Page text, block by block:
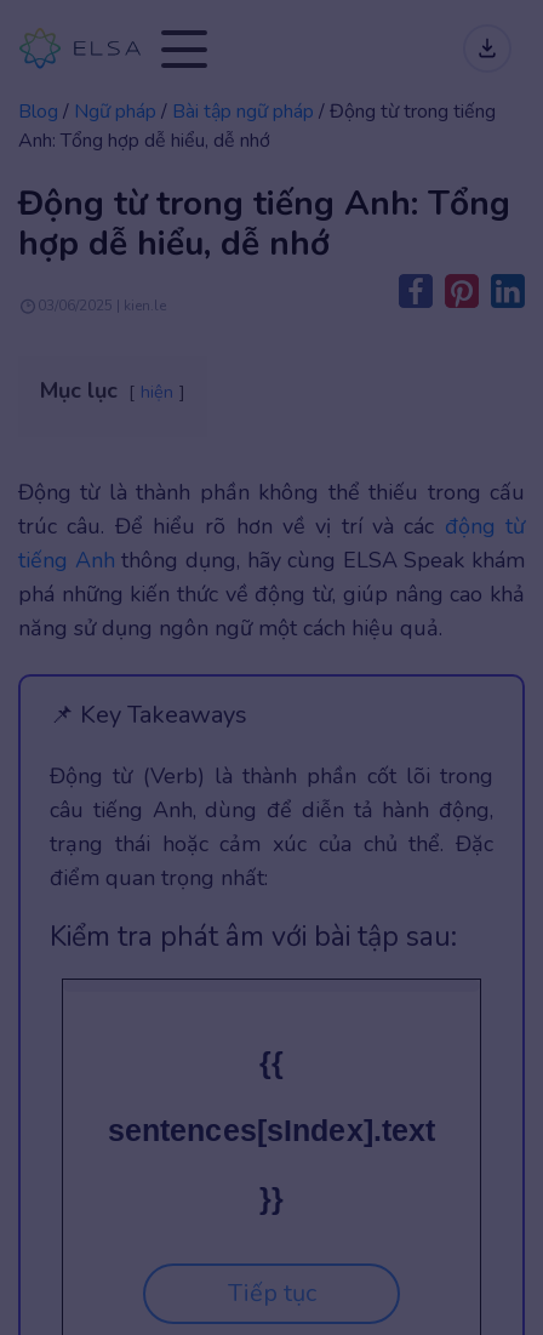
Blog / Ngữ pháp / Bài tập ngữ pháp /Động từ trong tiếng
Anh: Tổng hợp dễ hiểu, dễ nhớ
Động từ trong tiếng Anh: Tổng
hợp dễ hiểu, dễ nhớ
03/06/2025 | kien.le
Mục lục hiện
Động từ là thành phần không thể thiếu trong cấu
trúc câu. Để hiểu rõ hơn về vị trí và các động từ
tiếng Anh thông dụng, hãy cùng ELSA Speak khám
phá những kiến thức về động từ, giúp nâng cao khả
năng sử dụng ngôn ngữ một cách hiệu quả.
📌 Key Takeaways
Động từ (Verb) là thành phần cốt lõi trong
câu tiếng Anh, dùng để diễn tả hành động,
trạng thái hoặc cảm xúc của chủ thể. Đặc
điểm quan trọng nhất:
Kiểm tra phát âm với bài tập sau:
{{
sentences[sIndex].text
}}
Tiếp tục